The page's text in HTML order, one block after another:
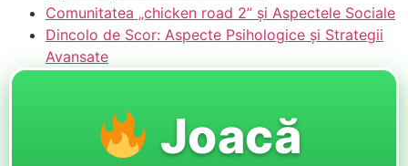
Comunitatea „chicken road 2” și Aspectele Sociale
Dincolo de Scor: Aspecte Psihologice și Strategii
Avansate
Joacă